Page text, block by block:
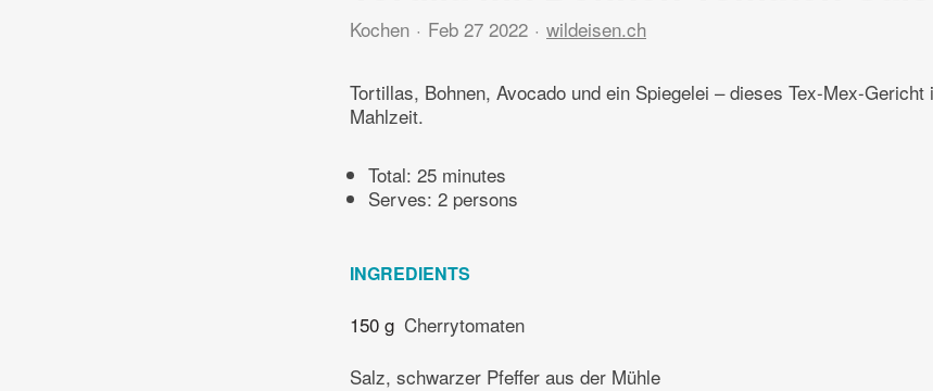
Kochen Feb 27 2022 wildeisen.ch
Tortillas, Bohnen, Avocado und ein Spiegelei – dieses Tex-Mex-
Mahlzeit.
Total: 25 minutes
Serves: 2 persons
INGREDIENTS
150 g Cherrytomaten
Salz, schwarzer Pfeffer aus der Mühle